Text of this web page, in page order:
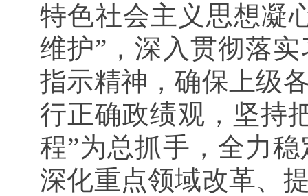
特色社会主义思想凝
维护”，深入贯彻落
指示精神，确保上级
行正确政绩观，坚持
程”为总抓手，全力
深化重点领域改革、